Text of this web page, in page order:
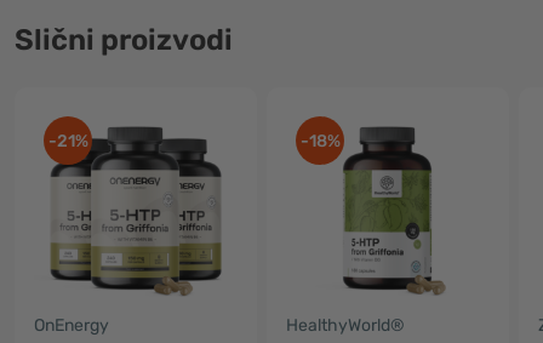
Slični proizvodi
-21%
OnEnergy
-18%
HealthyWorld®